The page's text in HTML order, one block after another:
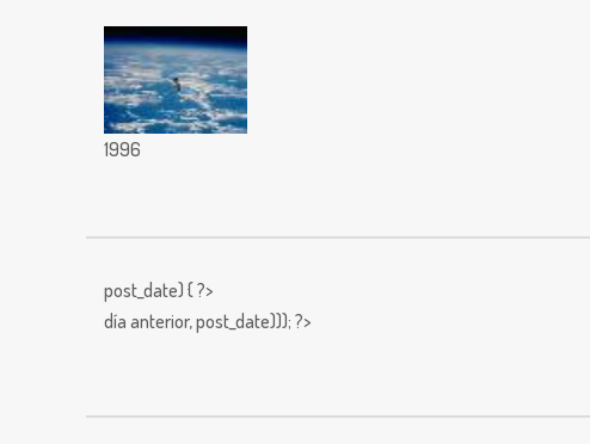
1996
post_date) { ?>
día anterior,post_date))); ?>